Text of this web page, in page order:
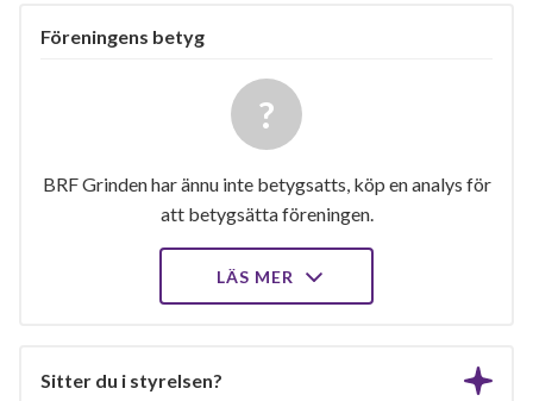
Föreningens betyg
BRF Grinden har ännu inte betygsatts, köp en analys för
att betygsätta föreningen.
LÄS MER
Sitter du i styrelsen?